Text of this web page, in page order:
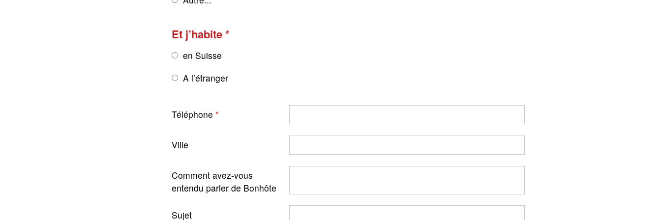
Et j’habite
en Suisse
A l’étranger
Téléphone
Ville
Comment avez-vous
entendu parler de Bonhôte
Sujet